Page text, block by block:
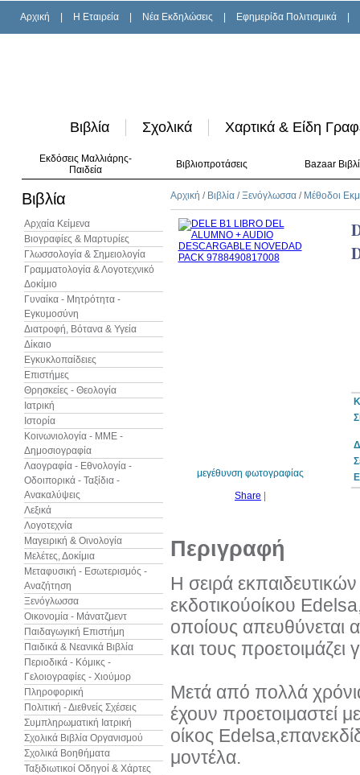
Αρχική H Εταιρεία Νέα Εκδηλώσεις Εφημερίδα Πολιτισμικά
Βιβλία Σχολικά Χαρτικά & Είδη
Εκδόσεις Μαλλιάρης-
Παιδεία
Βιβλιοπροτάσεις Bazaar
Βιβλία
Αρχαία Κείμενα
Βιογραφίες & Μαρτυρίες
Γλωσσολογία & Σημειολογία
Γραμματολογία & Λογοτεχνικό
Δοκίμιο
Γυναίκα - Μητρότητα -
Εγκυμοσύνη
Διατροφή, Βότανα & Υγεία
Δίκαιο
Εγκυκλοπαίδειες
Επιστήμες
Θρησκείες - Θεολογία
Ιατρική
Ιστορία
Κοινωνιολογία - ΜΜΕ -
Δημοσιογραφία
Λαογραφία - Εθνολογία -
Οδοιπορικά - Ταξίδια -
Ανακαλύψεις
Λεξικά
Λογοτεχνία
Μαγειρική & Οινολογία
Μελέτες, Δοκίμια
Μεταφυσική - Εσωτερισμός -
Αναζήτηση
Ξενόγλωσσα
Οικονομία - Μάνατζμεντ
Παιδαγωγική Επιστήμη
Παιδικά & Νεανικά Βιβλία
Περιοδικά - Κόμικς -
Γελοιογραφίες - Χιούμορ
Πληροφορική
Πολιτική - Διεθνείς Σχέσεις
Συμπληρωματική Ιατρική
Σχολικά Βιβλία Οργανισμού
Σχολικά Βοηθήματα
Ταξιδιωτικοί Οδηγοί & Χάρτες
Αρχική / Βιβλία /Ξενόγλωσσα / Μέθοδοι
μεγέθυνση φωτογραφίας
Share
Περιγραφή
Η σειρά
εκδοτικούοίκου
οποίους απευθύνεται
και τους προετοιμάζει
Μετά από πολλά
έχουν προετοιμαστεί
οίκος
μοντέλα.